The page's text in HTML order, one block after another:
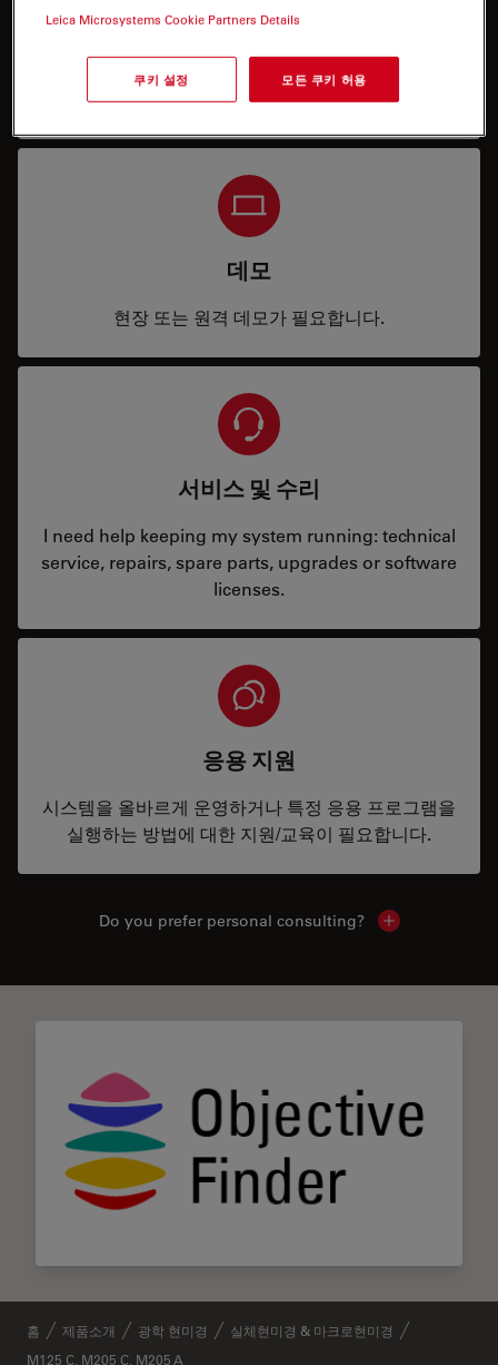
가격
구성 또는 가격 정보가 필요합니다.
데모
현장 또는 원격 데모가 필요합니다.
서비스 및 수리
I need help keeping my system running: technical
service, repairs, spare parts, upgrades or software
licenses.
응용 지원
시스템을 올바르게 운영하거나 특정 응용 프로그램을
실행하는 방법에 대한 지원/교육이 필요합니다.
Do you prefer personal consulting? Show local
홈 제품소개 광학 현미경
실체현미경 & 마크로현미경
M125 C, M205 C, M205 A
Leica Microsystems Cookie Partners Details
쿠키 설정 모든 쿠키 허용